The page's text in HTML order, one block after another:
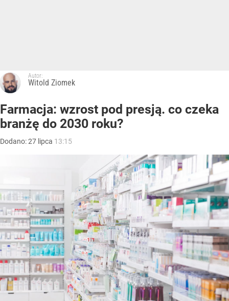
Autor:
Witold Ziomek
Farmacja: wzrost pod presją. co czeka
branżę do 2030 roku?
Dodano:27 lipca 13:15